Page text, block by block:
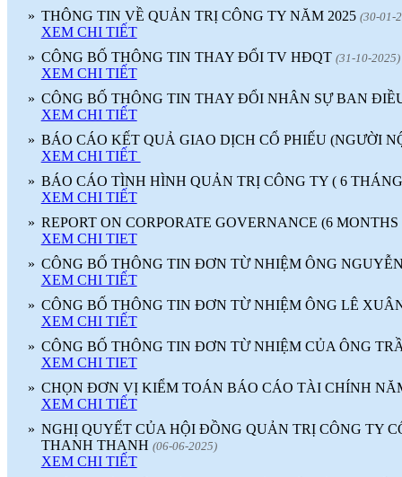
» THÔNG TIN VỀ QUẢN TRỊ CÔNG TY NĂM 2025 (30-01-
XEM CHI TIẾT
» CÔNG BỐ THÔNG TIN THAY ĐỔI TV HĐQT (31-10-2025)
XEM CHI TIẾT
» CÔNG BỐ THÔNG TIN THAY ĐỔI NHÂN SỰ BAN
XEM CHI TIẾT
» BÁO CÁO KẾT QUẢ GIAO DỊCH CỔ PHIẾU (NGƯỜI
XEM CHI TIẾT
» BÁO CÁO TÌNH HÌNH QUẢN TRỊ CÔNG TY ( 6
XEM CHI TIẾT
» REPORT ON CORPORATE GOVERNANCE (6 MONTHS
XEM CHI TIET
» CÔNG BỐ THÔNG TIN ĐƠN TỪ NHIỆM ÔNG
XEM CHI TIẾT
» CÔNG BỐ THÔNG TIN ĐƠN TỪ NHIỆM ÔNG LÊ
XEM CHI TIẾT
» CÔNG BỐ THÔNG TIN ĐƠN TỪ NHIỆM CỦA ÔNG
XEM CHI TIET
» CHỌN ĐƠN VỊ KIỂM TOÁN BÁO CÁO TÀI CHÍNH
XEM CHI TIẾT
» NGHỊ QUYẾT CỦA HỘI ĐỒNG QUẢN TRỊ CÔNG TY
THANH THANH (06-06-2025)
XEM CHI TIẾT